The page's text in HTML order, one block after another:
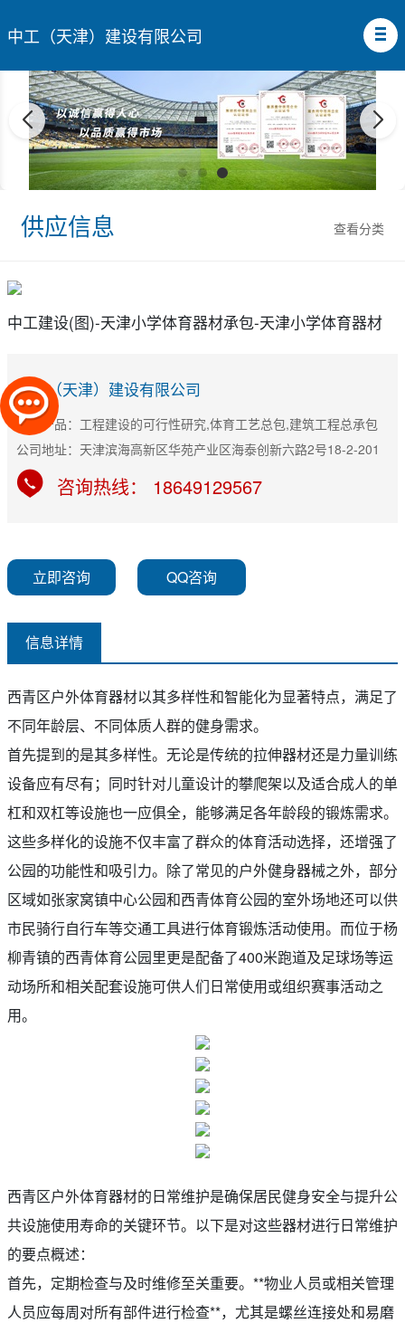
中工（天津）建设有限公司
查看分类
供应信息
中工建设(图)-天津小学体育器材承包-天津小学体育器材
中工（天津）建设有限公司
主营产品：工程建设的可行性研究,体育工艺总包,建筑工程总承包
公司地址：天津滨海高新区华苑产业区海泰创新六路2号18-2-201
咨询热线： 18649129567
立即咨询 QQ咨询
信息详情
西青区户外体育器材以其多样性和智能化为显著特点，满足了
不同年龄层、不同体质人群的健身需求。
首先提到的是其多样性。无论是传统的拉伸器材还是力量训练
设备应有尽有；同时针对儿童设计的攀爬架以及适合成人的单
杠和双杠等设施也一应俱全，能够满足各年龄段的锻炼需求。
这些多样化的设施不仅丰富了群众的体育活动选择，还增强了
公园的功能性和吸引力。除了常见的户外健身器械之外，部分
区域如张家窝镇中心公园和西青体育公园的室外场地还可以供
市民骑行自行车等交通工具进行体育锻炼活动使用。而位于杨
柳青镇的西青体育公园里更是配备了400米跑道及足球场等运
动场所和相关配套设施可供人们日常使用或组织赛事活动之
用。
西青区户外体育器材的日常维护是确保居民健身安全与提升公
共设施使用寿命的关键环节。以下是对这些器材进行日常维护
的要点概述：
首先，定期检查与及时维修至关重要。**物业人员或相关管理
人员应每周对所有部件进行检查**，尤其是螺丝连接处和易磨